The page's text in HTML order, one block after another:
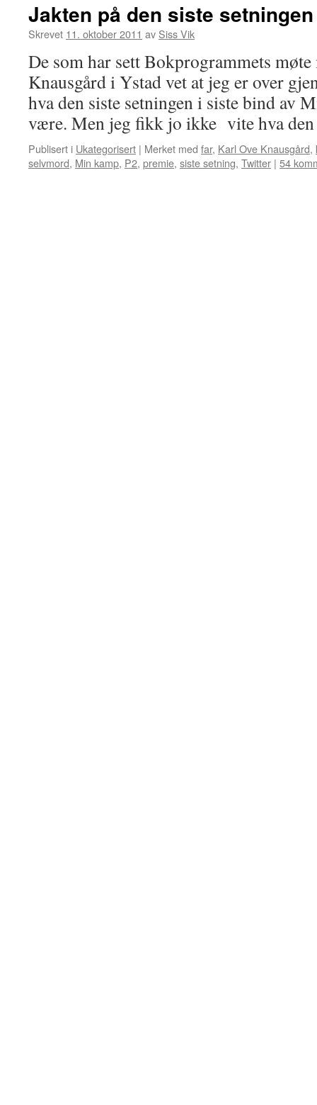
Jakten på den siste setningen
Skrevet 11. oktober 2011 av Siss Vik
De som har sett Bokprogrammets
Knausgård i Ystad vet at jeg er over
hva den siste setningen i siste bind av
være. Men jeg fikk jo ikke vite hva
Publisert i Ukategorisert | Merket med far, Karl Ove Knausgård,
selvmord, Min kamp, P2, premie, siste setning, Twitter | 54